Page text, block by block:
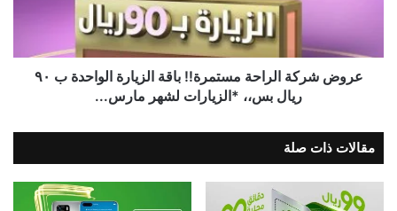
عروض ⁧‫شركة الراحة‬⁩ مستمرة!! ‏باقة الزيارة الواحدة ب ٩٠
ريال بس،،‍ ‏*الزيارات لشهر مارس...
مقالات ذات صلة